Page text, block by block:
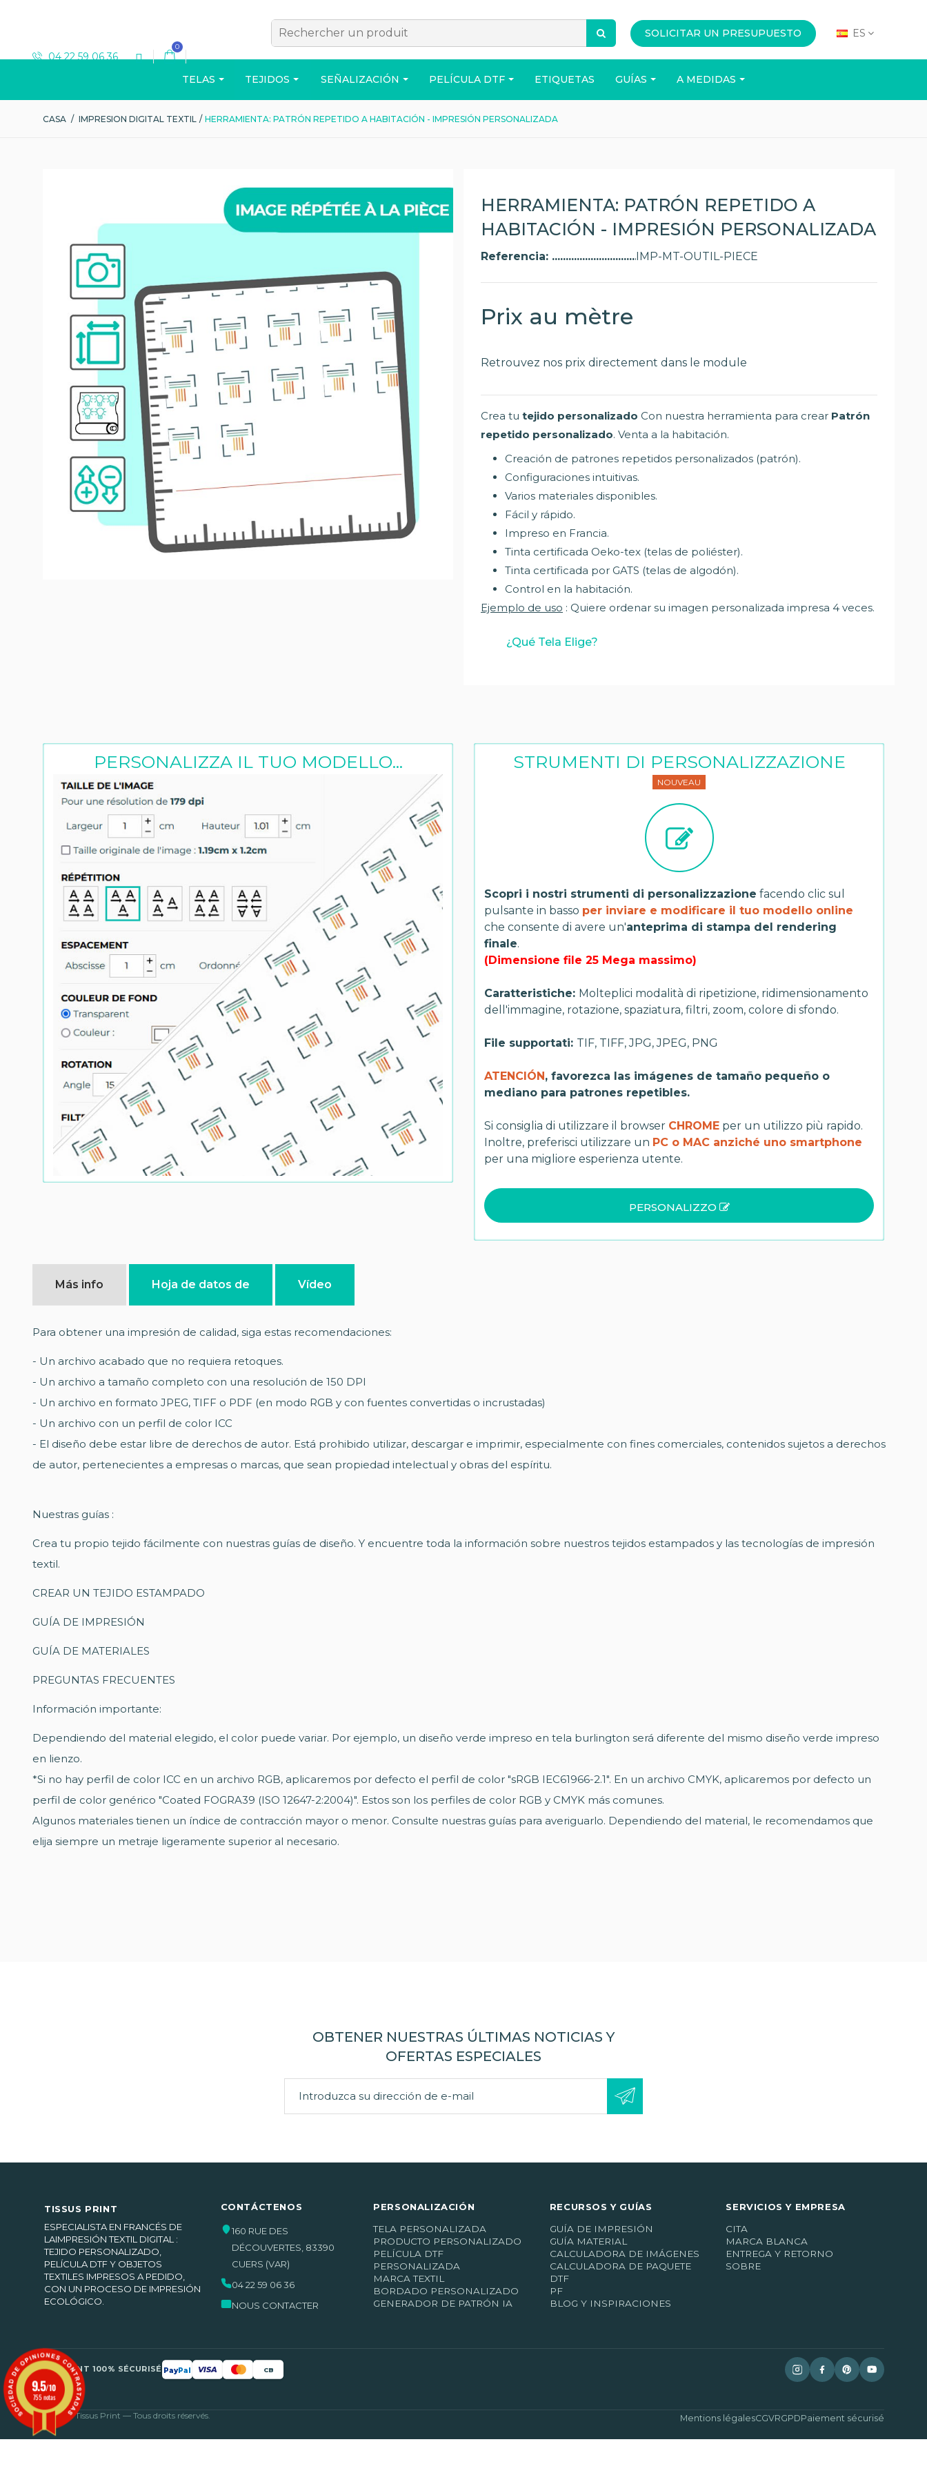
SOLICITAR UN PRESUPUESTO
ES
04 22 59 06 36
0
TELAS TEJIDOS
T-SHIRT ACCESORIOS BOLSO
SEÑALIZACIÓN PELÍCULA DTF ETIQUETAS GUÍAS A MEDIDAS
CASA / IMPRESION DIGITAL TEXTIL / HERRAMIENTA: PATRÓN REPETIDO A HABITACIÓN - IMPRESIÓN PERSONALIZADA
HERRAMIENTA: PATRÓN REPETIDO A
HABITACIÓN - IMPRESIÓN PERSONALIZADA
Referencia: IMP-MT-OUTIL-PIECE
Prix au mètre
Retrouvez nos prix directement dans le module
Crea tu tejido personalizado Con nuestra herramienta para crear Patrón
repetido personalizado. Venta a la habitación.
Creación de patrones repetidos personalizados (patrón).
Configuraciones intuitivas.
Varios materiales disponibles.
Fácil y rápido.
Impreso en Francia.
Tinta certificada Oeko-tex (telas de poliéster).
Tinta certificada por GATS (telas de algodón).
Control en la habitación.
Ejemplo de uso : Quiere ordenar su imagen personalizada impresa 4 veces.
¿Qué Tela Elige?
PERSONALIZZA IL TUO MODELLO... STRUMENTI DI PERSONALIZZAZIONE
NOUVEAU
Scopri i nostri strumenti di personalizzazione facendo clic sul
pulsante in basso per inviare e modificare il tuo modello online
che consente di avere un'anteprima di stampa del rendering
finale.
(Dimensione file 25 Mega massimo)
Caratteristiche: Molteplici modalità di ripetizione, ridimensionamento
dell'immagine, rotazione, spaziatura, filtri, zoom, colore di sfondo.
File supportati: TIF, TIFF, JPG, JPEG, PNG
ATENCIÓN , favorezca las imágenes de tamaño pequeño o
mediano para patrones repetibles.
Si consiglia di utilizzare il browser CHROME per un utilizzo più rapido.
Inoltre, preferisci utilizzare un PC o MAC anziché uno smartphone
per una migliore esperienza utente.
PERSONALIZZO
Más info Hoja de datos de Vídeo
Para obtener una impresión de calidad, siga estas recomendaciones:
- Un archivo acabado que no requiera retoques.
- Un archivo a tamaño completo con una resolución de 150 DPI
- Un archivo en formato JPEG, TIFF o PDF (en modo RGB y con fuentes convertidas o incrustadas)
- Un archivo con un perfil de color ICC
- El diseño debe estar libre de derechos de autor. Está prohibido utilizar, descargar e imprimir, especialmente con fines comerciales, contenidos sujetos a derechos
de autor, pertenecientes a empresas o marcas, que sean propiedad intelectual y obras del espíritu.
Nuestras guías :
Crea tu propio tejido fácilmente con nuestras guías de diseño. Y encuentre toda la información sobre nuestros tejidos estampados y las tecnologías de impresión
textil.
CREAR UN TEJIDO ESTAMPADO
GUÍA DE IMPRESIÓN
GUÍA DE MATERIALES
PREGUNTAS FRECUENTES
Información importante:
Dependiendo del material elegido, el color puede variar. Por ejemplo, un diseño verde impreso en tela burlington será diferente del mismo diseño verde impreso
en lienzo.
*Si no hay perfil de color ICC en un archivo RGB, aplicaremos por defecto el perfil de color "sRGB IEC61966-2.1". En un archivo CMYK, aplicaremos por defecto un
perfil de color genérico "Coated FOGRA39 (ISO 12647-2:2004)". Estos son los perfiles de color RGB y CMYK más comunes.
Algunos materiales tienen un índice de contracción mayor o menor. Consulte nuestras guías para averiguarlo. Dependiendo del material, le recomendamos que
elija siempre un metraje ligeramente superior al necesario.
OBTENER NUESTRAS ÚLTIMAS NOTICIAS Y
OFERTAS ESPECIALES
TISSUS PRINT
ESPECIALISTA EN FRANCÉS DE
LAIMPRESIÓN TEXTIL DIGITAL :
TEJIDO PERSONALIZADO,
PELÍCULA DTF Y OBJETOS
TEXTILES IMPRESOS A PEDIDO,
CON UN PROCESO DE IMPRESIÓN
ECOLÓGICO.
CONTÁCTENOS
160 RUE DES
DÉCOUVERTES 83390
CUERS (VAR)
04 22 59 06 36
NOUS CONTACTER
PERSONALIZACIÓN
TELA PERSONALIZADA
PRODUCTO PERSONALIZADO
PELÍCULA DTF
PERSONALIZADA
MARCA TEXTIL
BORDADO PERSONALIZADO
GENERADOR DE PATRÓN IA
RECURSOS Y GUÍAS
GUÍA DE IMPRESIÓN
GUÍA MATERIAL
CALCULADORA DE IMÁGENES
CALCULADORA DE PAQUETE
DTF
PF
BLOG Y INSPIRACIONES
SERVICIOS Y EMPRESA
CITA
MARCA BLANCA
ENTREGA Y RETORNO
SOBRE
PAIEMENT 100% SÉCURISÉ PayPal VISA CB
© 2026 Tissus Print — Tous droits réservés. Mentions légalesCGVRGPDPaiement sécurisé
9.5/10
755 notas